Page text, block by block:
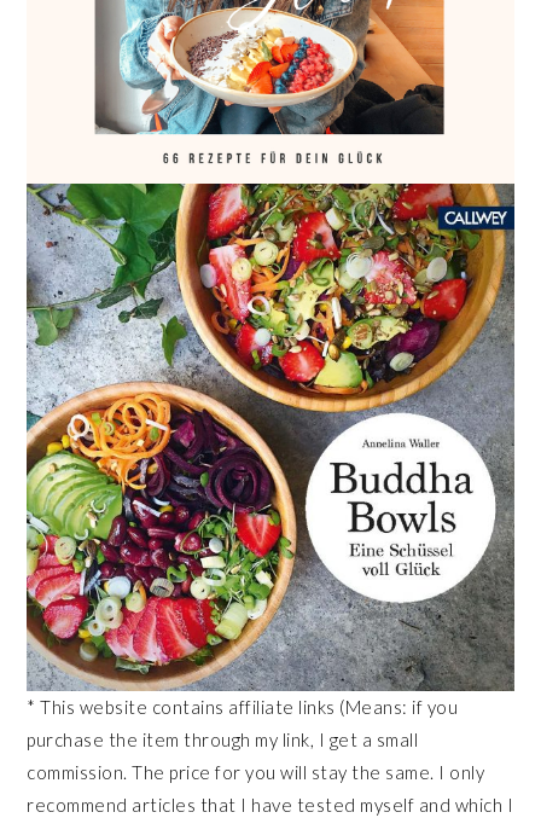
* This website contains affiliate links (Means: if you
purchase the item through my link, I get a small
commission. The price for you will stay the same. I only
recommend articles that I have tested myself and which I